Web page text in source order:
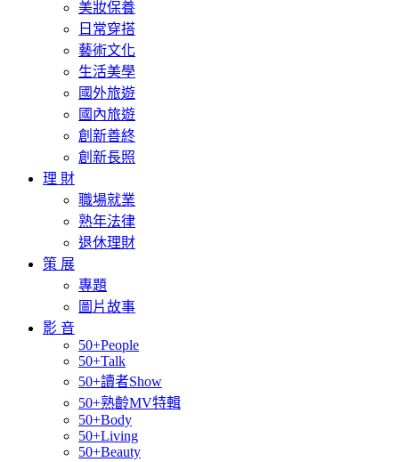
美妝保養
日常穿搭
藝術文化
生活美學
國外旅遊
國內旅遊
創新善終
創新長照
理 財
職場就業
熟年法律
退休理財
策 展
專題
圖片故事
影 音
50+People
50+Talk
50+讀者Show
50+熟齡MV特輯
50+Body
50+Living
50+Beauty